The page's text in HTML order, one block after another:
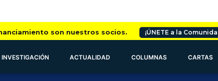
son nuestros socios. ¡ÚNETE a la
INVESTIGACIÓN ACTUALIDAD COLUMNAS CARTAS